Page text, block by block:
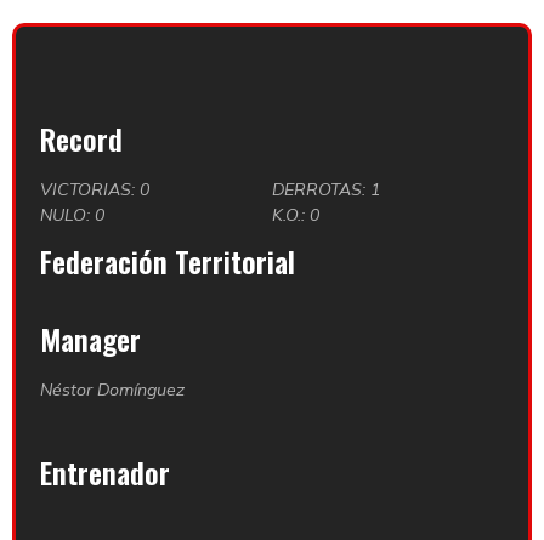
Record
VICTORIAS: 0
DERROTAS: 1
NULO: 0
K.O.: 0
Federación Territorial
Manager
Néstor Domínguez
Entrenador